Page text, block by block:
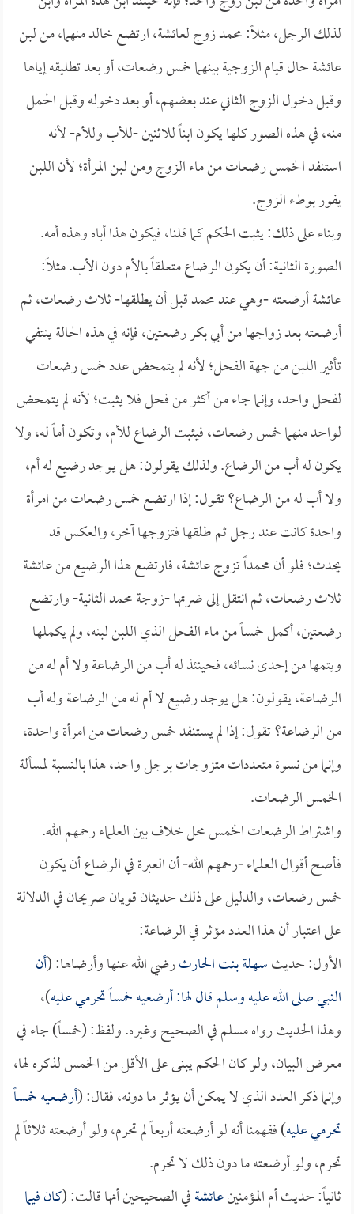
لذلك الرجل، مثلاً: محمد زوج لعائشة، ارتضع خالد منهما، من لبن
عائشة حال قيام الزوجية بينهما خمس رضعات، أو بعد تطليقه إياها
وقبل دخول الزوج الثاني عند بعضهم، أو بعد دخوله وقبل الحمل
منه، في هذه الصور كلها يكون ابناً للاثنين -للأب وللأم- لأنه
استنفد الخمس رضعات من ماء الزوج ومن لبن المرأة؛ لأن اللبن
يفور بوطء الزوج.
وبناء على ذلك: يثبت الحكم كما قلنا، فيكون هذا أباه وهذه أمه.
الصورة الثانية: أن يكون الرضاع متعلقاً بالأم دون الأب. مثلاً:
عائشة أرضعته -وهي عند محمد قبل أن يطلقها- ثلاث رضعات، ثم
أرضعته بعد زواجها من أبي بكر رضعتين، فإنه في هذه الحالة ينتفي
تأثير اللبن من جهة الفحل؛ لأنه لم يتمحض عدد خمس رضعات
لفحل واحد، وإنما جاء من أكثر من فحل فلا يثبت؛ لأنه لم يتمحض
لواحد منهما خمس رضعات، فيثبت الرضاع للأم، وتكون أماً له، ولا
يكون له أب من الرضاع. ولذلك يقولون: هل يوجد رضيع له أم،
ولا أب له من الرضاع؟ تقول: إذا ارتضع خمس رضعات من امرأة
واحدة كانت عند رجل ثم طلقها فتزوجها آخر، والعكس قد
يحدث؛ فلو أن محمداً تزوج عائشة، فارتضع هذا الرضيع من عائشة
ثلاث رضعات، ثم انتقل إلى ضرتها -زوجة محمد الثانية- وارتضع
رضعتين، أكمل خمساً من ماء الفحل الذي اللبن لبنه، ولم يكملها
ويتمها من إحدى نسائه، فحينئذ له أب من الرضاعة ولا أم له من
الرضاعة، يقولون: هل يوجد رضيع لا أم له من الرضاعة وله أب
من الرضاعة؟ تقول: إذا لم يستنفد خمس رضعات من امرأة واحدة،
وإنما من نسوة متعددات متزوجات برجل واحد، هذا بالنسبة لمسألة
الخمس الرضعات.
واشتراط الرضعات الخمس محل خلاف بين العلماء رحمهم الله.
فأصح أقوال العلماء -رحمهم الله- أن العبرة في الرضاع أن يكون
خمس رضعات، والدليل على ذلك حديثان قويان صريحان في الدلالة
على اعتبار أن هذا العدد مؤثر في الرضاعة:
الأول: حديثسهلة بنت الحارثرضي الله عنها وأرضاها: (أن
النبي صلى الله عليه وسلم قال لها: أرضعيه خمساً تحرمي عليه)،
وهذا الحديث رواه مسلم في الصحيح وغيره. ولفظ: (خمساً) جاء في
معرض البيان، ولو كان الحكم يبنى على الأقل من الخمس لذكره لها،
وإنما ذكر العدد الذي لا يمكن أن يؤثر ما دونه، فقال: (أرضعيه خمساً
تحرمي عليه) ففهمنا أنه لو أرضعته أربعاً لم تحرم، ولو أرضعته ثلاثاً لم
تحرم، ولو أرضعته ما دون ذلك لا تحرم.
ثانياً: حديث أم المؤمنينعائشةفي الصحيحين أنها قالت: (كان فيما